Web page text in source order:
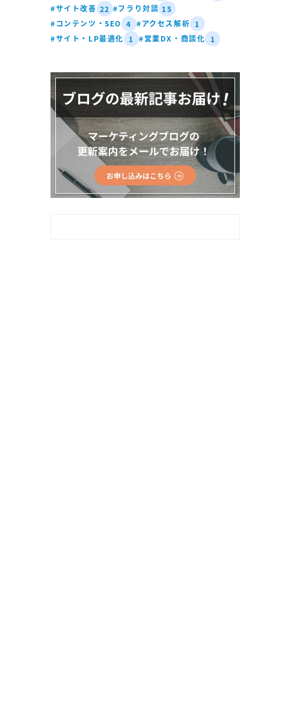
#サイト改善 22 #フラり対談 15
#コンテンツ・SEO 4 #アクセス解析 1
#サイト・LP最適化
1 #営業DX・商談化 1